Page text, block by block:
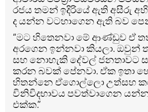
රජය තමන් ඉදිරියේ ඇති අසීරු
ද යන්න වටහාගෙන ඇති බව
“මට හිතෙනවා මේ ආණ්ඩුව ඒ
අරගෙන ඉන්නවා කියලා. ඔවුන්
සහ නොහැකි දේවල් ජනතාවට
කරන බවක් පේනවා. ඒක ඉතා
හිතන්නෙ ඒගොල්ලො උත්සහ
විනිවිදභාවය පවත්වාගෙන
එක්ක.”